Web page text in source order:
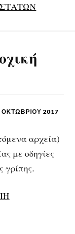
ΟΚΤΩΒΡΊΟΥ 2017
αρχεία)
με οδηγίες
γρίπης.